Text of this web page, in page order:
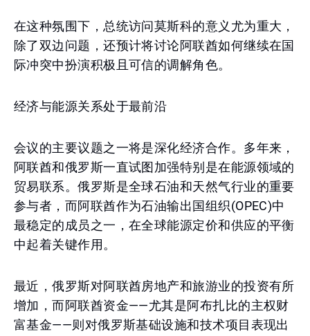
在这种氛围下，总统访问莫斯科的意义尤为重大，
除了双边问题，还预计将讨论阿联酋如何继续在国
际冲突中扮演积极且可信的调解角色。
经济与能源关系处于最前沿
会议的主要议题之一将是深化经济合作。多年来，
阿联酋和俄罗斯一直试图加强特别是在能源领域的
贸易联系。俄罗斯是全球石油和天然气行业的重要
参与者，而阿联酋作为石油输出国组织(OPEC)中
最稳定的成员之一，在全球能源定价和供应的平衡
中起着关键作用。
最近，俄罗斯对阿联酋房地产和旅游业的投资有所
增加，而阿联酋资金——尤其是阿布扎比的主权财
富基金——则对俄罗斯基础设施和技术项目表现出